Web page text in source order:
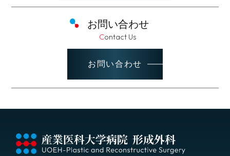
お問い合わせ
Contact Us
お問い合わせ